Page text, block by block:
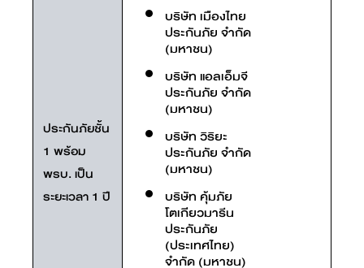
ประกันภัยชั้น
1 พร้อม
พรบ. เป็น
ระยะเวลา 1 ปี
บริษัท เมืองไทย
ประกันภัย จำกัด
(มหาชน)
บริษัท แอลเอ็มจี
ประกันภัย จำกัด
(มหาชน)
บริษัท วิริยะ
ประกันภัย จำกัด
(มหาชน)
บริษัท คุ้มภัย
โตเกียวมารีน
ประกันภัย
(ประเทศไทย)
จำกัด (มหาชน)